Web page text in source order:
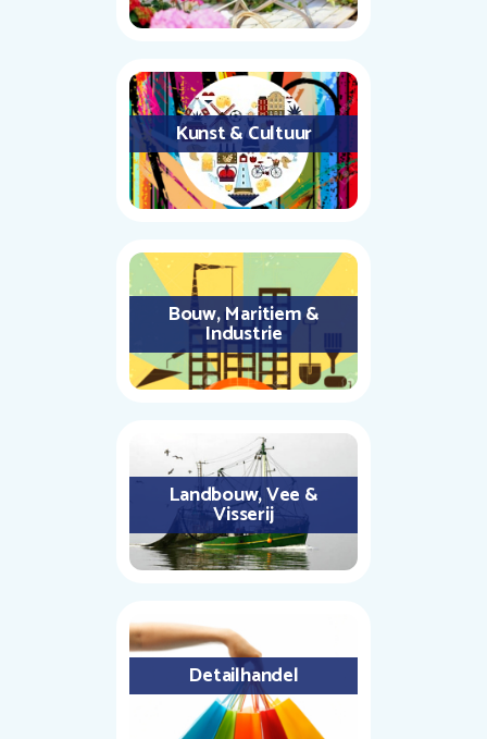
Kunst & Cultuur
Bouw, Maritiem &
Industrie
Landbouw, Vee &
Visserij
Detailhandel